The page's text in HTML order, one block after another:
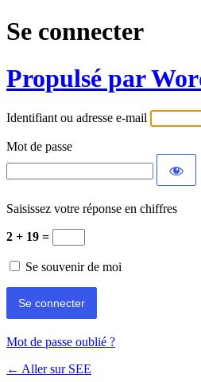
Se connecter
Propulsé par
Identifiant ou adresse e-mail
Mot de passe
Saisissez votre réponse en chiffres
2 + 19 =
Se souvenir de moi
Mot de passe oublié ?
← Aller sur SEE